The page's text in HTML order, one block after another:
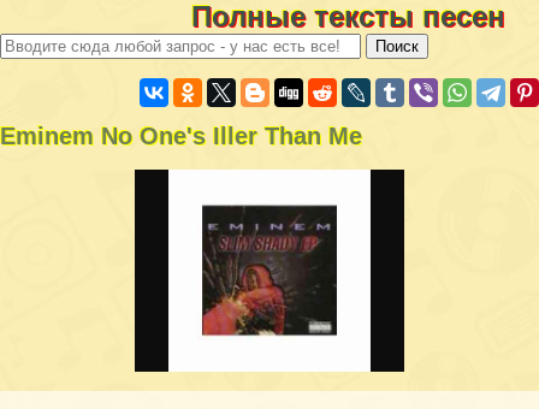
Полные тексты песен
Eminem No One's Iller Than Me